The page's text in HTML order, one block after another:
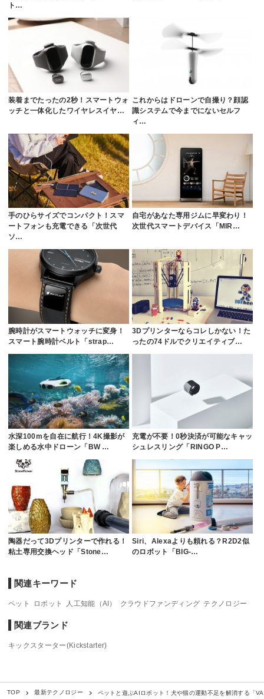
ト…
装着までたったの2秒！スマートウォ
ッチと一体化したワイヤレスイヤ…
これからはドローンで自撮り？顔認
識システムで今までにないセルフ
ィ…
手のひらサイズでコンパクト！スマ
ートフォンも充電できる「次世代
ソ…
自宅があなた専用ジムに早変わり！
次世代スマートデバイス「MIR…
腕時計がスマートウォッチに変身！
スマート腕時計ベルト「strap…
3Dプリンターならコレしかない！た
ったの74ドルでクリエイティブ…
水深100mを自在に航行！4K撮影が
楽しめる水中ドローン「BW …
充電が不要！0秒決済が可能なキャッ
シュレスリング「RINGO P…
陶器だって3Dプリンターで作れる！
粘土専用交換ヘッド「Stone…
Siri、Alexaよりも頼れる？R2D2似
のロボット「BIG-…
関連キーワード
ペット ロボット 人工知能（AI） クラウドファンディング テクノロジー
関連ブランド
キックスターター(Kickstarter)
TOP 最新テクノロジー ペットと遊ぶAIロボット！犬や猫の運動不足を解消する「